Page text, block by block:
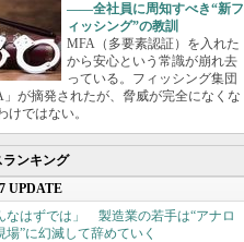
――全社員に周知すべき“新フ
ィッシング”の教訓
MFA（多要素認証）を入れた
から安心という常識が崩れ去
っている。フィッシング集団
」が摘発されたが、脅威が完全になくな
けではない。
ランキング
UPDATE
なはずでは」 製造業の若手は“アナロ
場”に幻滅して辞めていく